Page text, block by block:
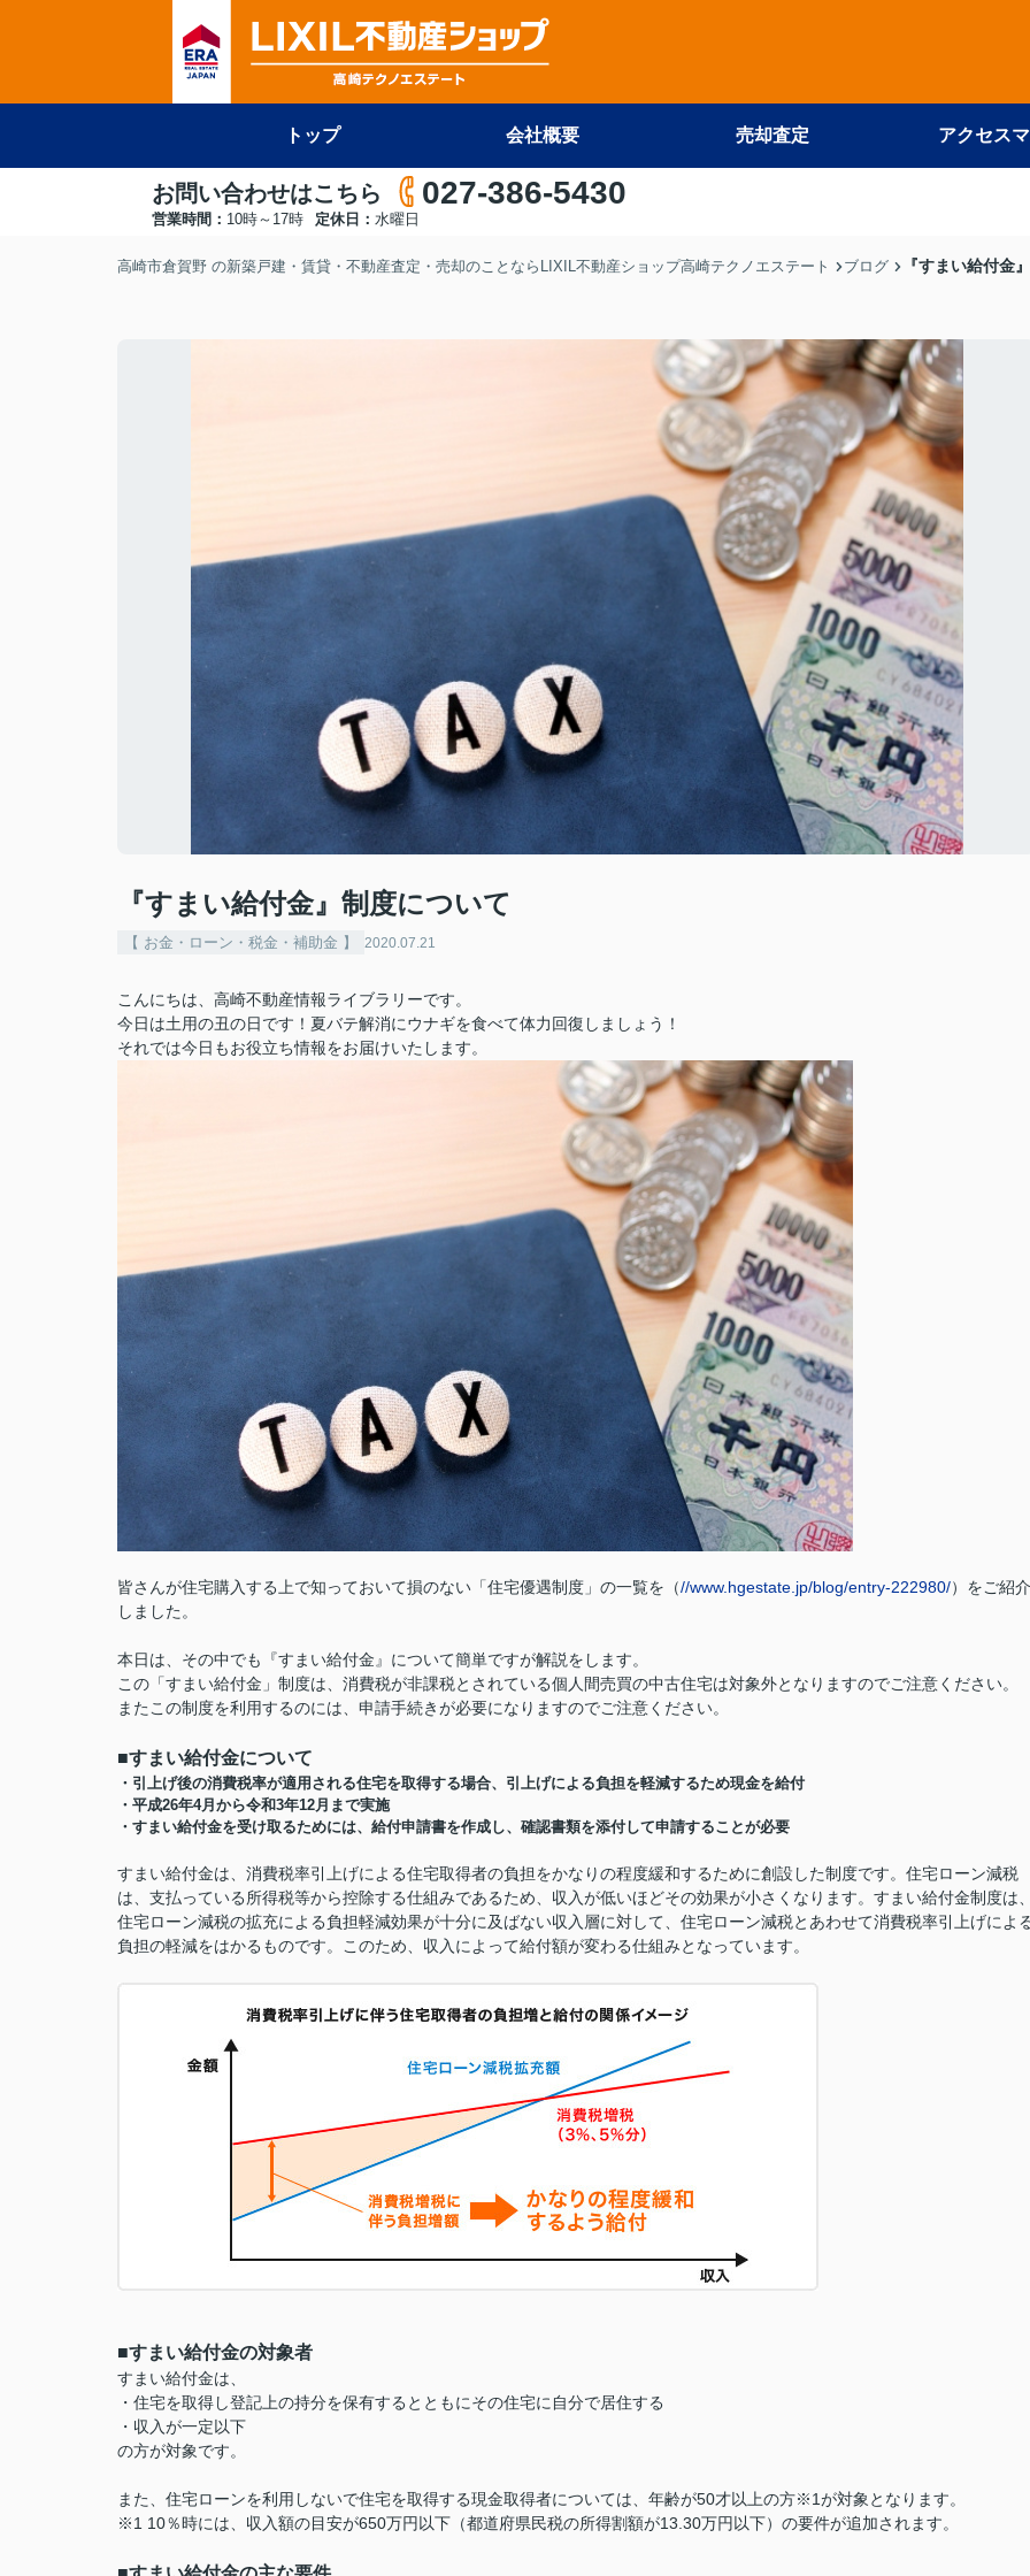
トップ 会社概要 売却査定 アクセス
お問い合わせはこちら 027-386-5430
営業時間： 10時～17時 定休日： 水曜日
高崎市倉賀野 の新築戸建・賃貸・不動産査定・売却のことならLIXIL不動産ショップ高崎テクノエステート ブログ 『すまい給付金
『すまい給付金』制度について
【 お金・ローン・税金・補助金 】 2020.07.21
こんにちは、高崎不動産情報ライブラリーです。
今日は土用の丑の日です！夏バテ解消にウナギを食べて体力回復しましょう！
それでは今日もお役立ち情報をお届けいたします。
皆さんが住宅購入する上で知っておいて損のない「住宅優遇制度」の一覧を（//www.hgestate.jp/blog/entry-222980/）をご紹介
しました。
本日は、その中でも『すまい給付金』について簡単ですが解説をします。
この「すまい給付金」制度は、消費税が非課税とされている個人間売買の中古住宅は対象外となりますのでご注意ください。
またこの制度を利用するのには、申請手続きが必要になりますのでご注意ください。
■すまい給付金について
・引上げ後の消費税率が適用される住宅を取得する場合、引上げによる負担を軽減するため現金を給付
・平成26年4月から令和3年12月まで実施
・すまい給付金を受け取るためには、給付申請書を作成し、確認書類を添付して申請することが必要
すまい給付金は、消費税率引上げによる住宅取得者の負担をかなりの程度緩和するために創設した制度です。住宅ローン減税
は、支払っている所得税等から控除する仕組みであるため、収入が低いほどその効果が小さくなります。すまい給付金制度は、
住宅ローン減税の拡充による負担軽減効果が十分に及ばない収入層に対して、住宅ローン減税とあわせて消費税率引上げによ
負担の軽減をはかるものです。このため、収入によって給付額が変わる仕組みとなっています。
■すまい給付金の対象者
すまい給付金は、
・住宅を取得し登記上の持分を保有するとともにその住宅に自分で居住する
・収入が一定以下
の方が対象です。
また、住宅ローンを利用しないで住宅を取得する現金取得者については、年齢が50才以上の方※1が対象となります。
※1 10％時には、収入額の目安が650万円以下（都道府県民税の所得割額が13.30万円以下）の要件が追加されます。